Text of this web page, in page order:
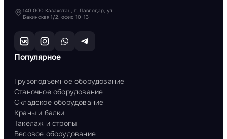
140 000 Казахстан, г. Павлодар, ул.
Бакинская 1/2, офис 10-13
Популярное
Грузоподъемное оборудование
Станочное оборудование
Складское оборудование
Краны и балки
Такелаж и стропы
Весовое оборудование